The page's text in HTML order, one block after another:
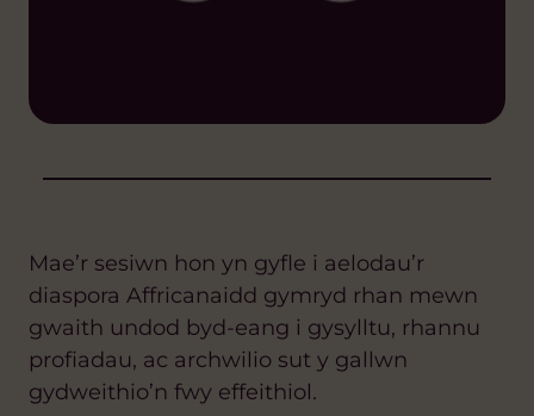
Mae’r sesiwn hon yn gyfle i aelodau’r
diaspora Affricanaidd gymryd rhan mewn
gwaith undod byd-eang i gysylltu, rhannu
profiadau, ac archwilio sut y gallwn
gydweithio’n fwy effeithiol.